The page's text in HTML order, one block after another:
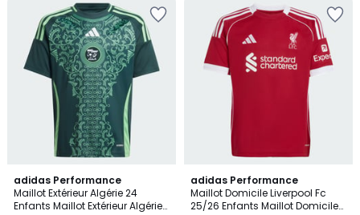
adidas Performance
Maillot Extérieur Algérie 24
Enfants Maillot Extérieur Algérie
adidas Performance
Maillot Domicile Liverpool Fc
25/26 Enfants Maillot Domicile
4,8
/ 5